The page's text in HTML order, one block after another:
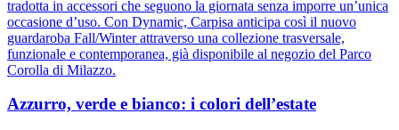
tradotta in accessori che seguono la giornata senza imporre un’unica
occasione d’uso. Con Dynamic, Carpisa anticipa così il nuovo
guardaroba Fall/Winter attraverso una collezione trasversale,
funzionale e contemporanea, già disponibile al negozio del Parco
Corolla di Milazzo.
Azzurro, verde e bianco: i colori dell’estate